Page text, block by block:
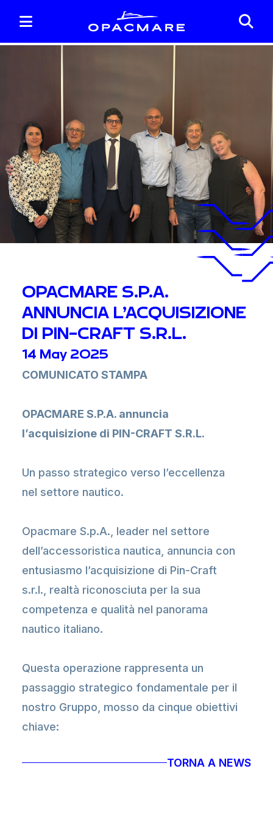
OPACMARE S.P.A.
ANNUNCIA L’ACQUISIZIONE
DI PIN-CRAFT S.R.L.
14 May 2025
COMUNICATO STAMPA
OPACMARE S.P.A. annuncia
l’acquisizione di PIN-CRAFT S.R.L.
Un passo strategico verso l’eccellenza
nel settore nautico.
Opacmare S.p.A., leader nel settore
dell’accessoristica nautica, annuncia con
entusiasmo l’acquisizione di Pin-Craft
s.r.l., realtà riconosciuta per la sua
competenza e qualità nel panorama
nautico italiano.
Questa operazione rappresenta un
passaggio strategico fondamentale per il
nostro Gruppo, mosso da cinque obiettivi
chiave:
• Avvicinarsi a un polo produttivoTORNA A NEWS